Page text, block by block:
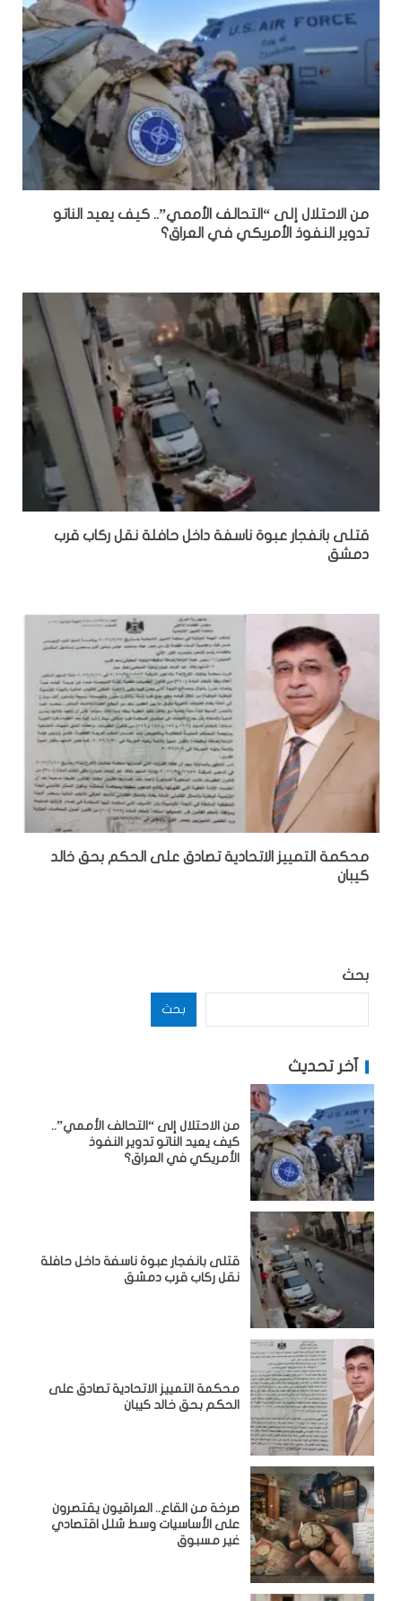
من الاحتلال إلى “التحالف الأممي”.. كيف يعيد الناتو
تدوير النفوذ الأمريكي في العراق؟
قتلى بانفجار عبوة ناسفة داخل حافلة نقل ركاب قرب
دمشق
محكمة التمييز الاتحادية تصادق على الحكم بحق خالد
كيبان
بحث
بحث
آخر تحديث
من الاحتلال إلى “التحالف الأممي”..
كيف يعيد الناتو تدوير النفوذ
الأمريكي في العراق؟
قتلى بانفجار عبوة ناسفة داخل حافلة
نقل ركاب قرب دمشق
محكمة التمييز الاتحادية تصادق على
الحكم بحق خالد كيبان
صرخة من القاع.. العراقيون يقتصرون
على الأساسيات وسط شلل اقتصادي
غير مسبوق